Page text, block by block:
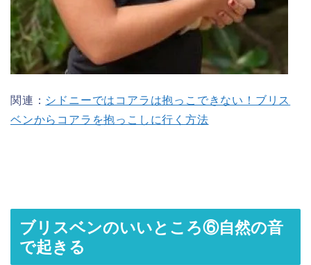
関連： シドニーではコアラは抱っこできない！ブリス
ベンからコアラを抱っこしに行く方法
ブリスベンのいいところ⑥自然の音
で起きる